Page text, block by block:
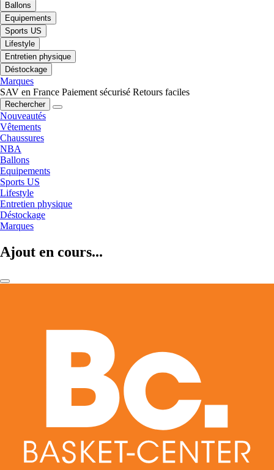
Ballons
Equipements
Sports US
Lifestyle
Entretien physique
Déstockage
Marques
SAV en France Paiement sécurisé Retours faciles
Rechercher
Nouveautés
Vêtements
Chaussures
NBA
Ballons
Equipements
Sports US
Lifestyle
Entretien physique
Déstockage
Marques
Ajout en cours...